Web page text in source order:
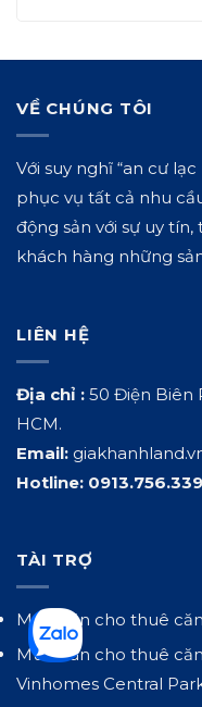
VỀ CHÚNG TÔI
Với suy nghĩ “an cư lạc
phục vụ tất cả nhu
động sản với sự uy
khách hàng những
LIÊN HỆ
Địa chỉ : 50 Điện Biên
HCM.
Email:
Hotline: 0913.756.339
TÀI TRỢ
Mua bán cho thuê
Mua bán cho thuê
Vinhomes Central